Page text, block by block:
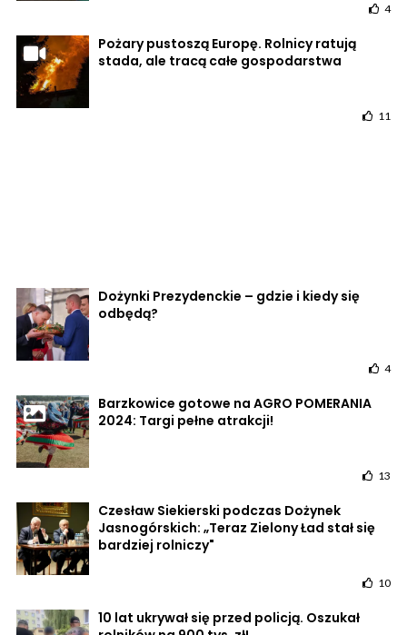
4
Pożary pustoszą Europę. Rolnicy ratują
stada, ale tracą całe gospodarstwa
11
Dożynki Prezydenckie – gdzie i kiedy się
odbędą?
4
Barzkowice gotowe na AGRO POMERANIA
2024: Targi pełne atrakcji!
13
Czesław Siekierski podczas Dożynek
Jasnogórskich: „Teraz Zielony Ład stał się
bardziej rolniczy"
10
10 lat ukrywał się przed policją. Oszukał